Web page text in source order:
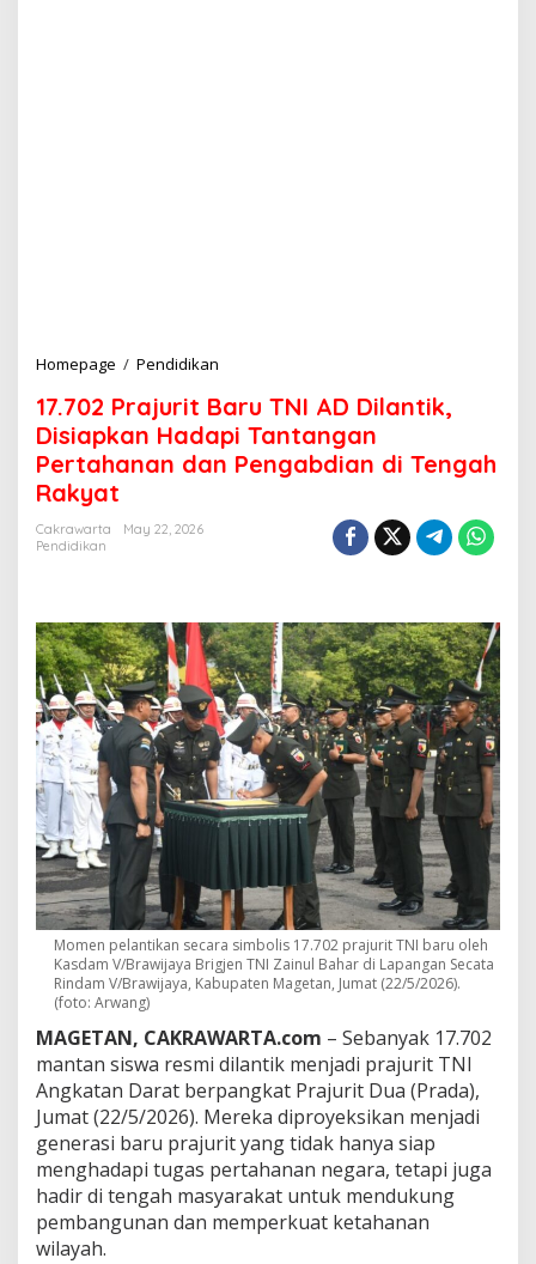
Homepage / Pendidikan
.
7
0
2
i
t
B
a
r
u
T
N
I
A
l
a
n
t
i
,
D
i
s
i
a
p
k
a
n
17.702 Prajurit Baru TNI AD Dilantik,
Disiapkan Hadapi Tantangan
Pertahanan dan Pengabdian di Tengah
Rakyat
Cakrawarta
May 22, 2026
Pendidikan
Momen pelantikan secara simbolis 17.702 prajurit TNI baru oleh
Kasdam V/Brawijaya Brigjen TNI Zainul Bahar di Lapangan Secata
Rindam V/Brawijaya, Kabupaten Magetan, Jumat (22/5/2026).
(foto: Arwang)
MAGETAN, CAKRAWARTA.com – Sebanyak 17.702
mantan siswa resmi dilantik menjadi prajurit TNI
Angkatan Darat berpangkat Prajurit Dua (Prada),
Jumat (22/5/2026). Mereka diproyeksikan menjadi
generasi baru prajurit yang tidak hanya siap
menghadapi tugas pertahanan negara, tetapi juga
hadir di tengah masyarakat untuk mendukung
pembangunan dan memperkuat ketahanan
wilayah.